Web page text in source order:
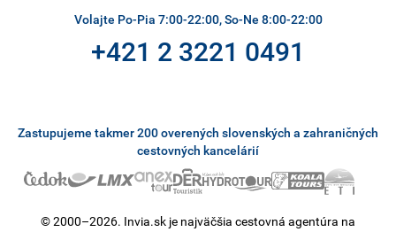
Volajte Po-Pia 7:00-22:00, So-Ne 8:00-22:00
+421 2 3221 0491
Zastupujeme takmer 200 overených slovenských a zahraničných
cestovných kancelárií
© 2000–2026. Invia.sk je najväčšia cestovná agentúra na